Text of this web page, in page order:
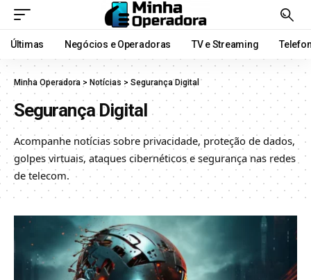
Últimas Negócios e Operadoras TV e Streaming
Minha Operadora > Notícias > Segurança Digital
Segurança Digital
Acompanhe notícias sobre privacidade, proteção de dados,
golpes virtuais, ataques cibernéticos e segurança nas redes
de telecom.